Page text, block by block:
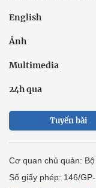
English
Ảnh
Multimedia
24h qua
Tuyến bài
Cơ quan chủ quản:
Số giấy phép: 146/